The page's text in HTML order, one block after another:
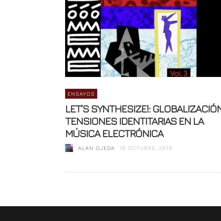
ENSAYOS
LET’S SYNTHESIZE!:
TENSIONES IDENTITARIAS EN LA
MÚSICA ELECTRÓNICA
ALAN OJEDA 19 OCTUBRE, 2018